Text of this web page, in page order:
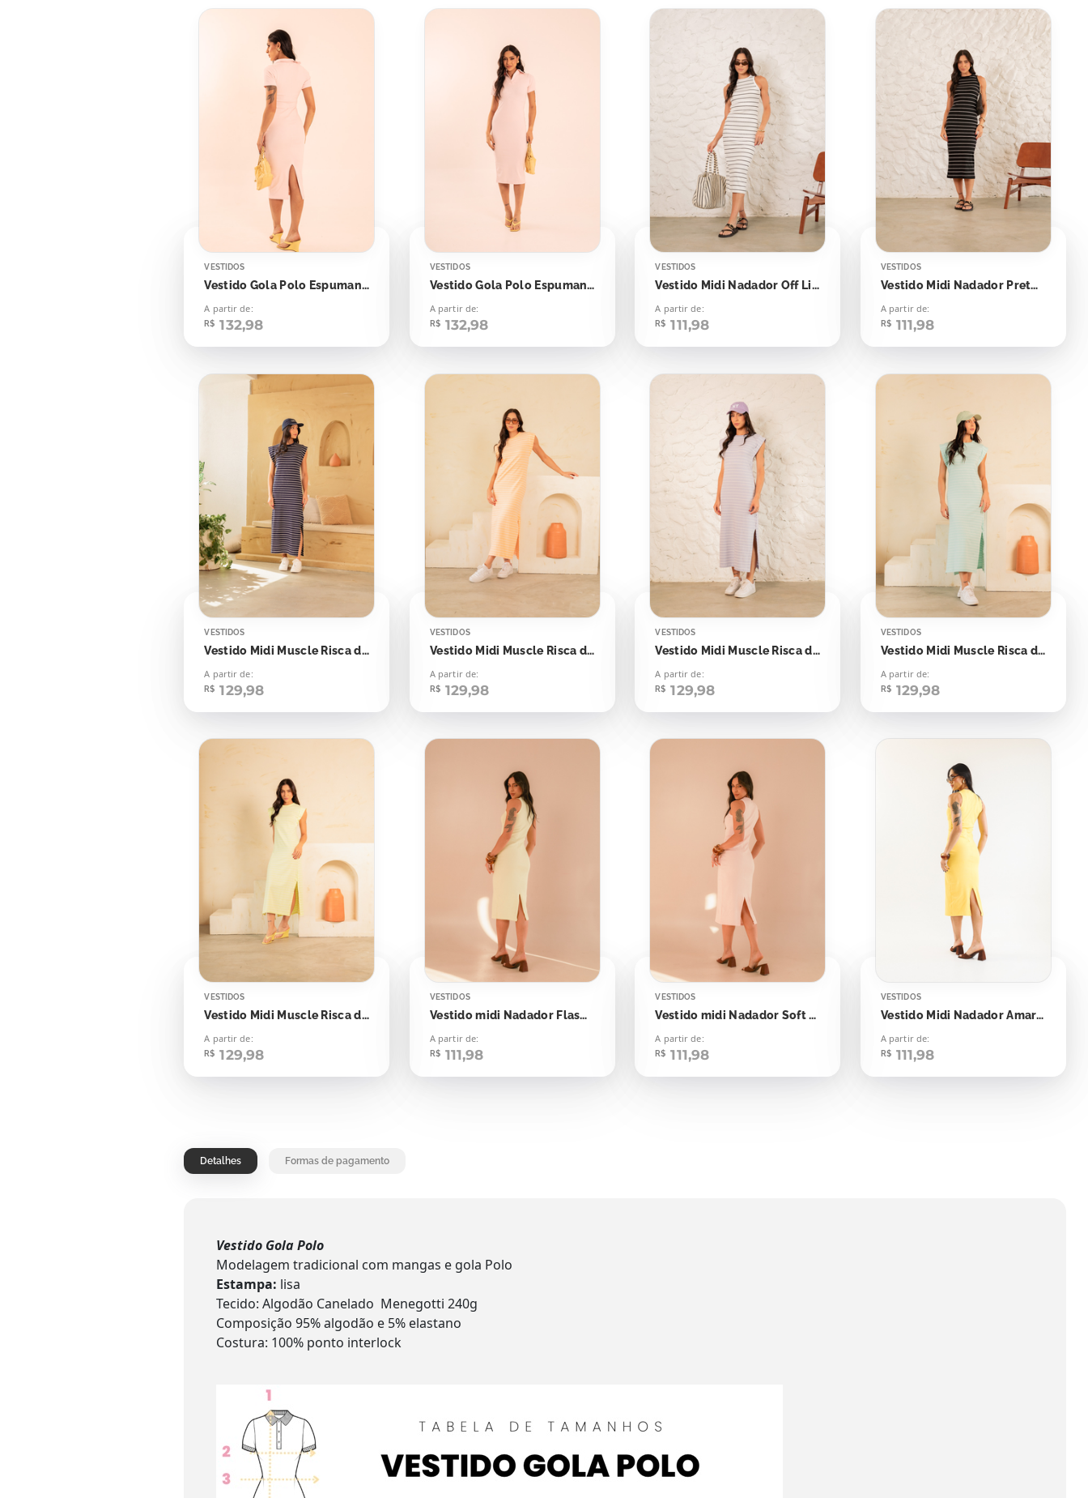
VESTIDOS
Vestido Gola Polo Espumante Rosê
A partir de:
R$ 132,98
VESTIDOS
Vestido Gola Polo Espumante Rosé
A partir de:
R$ 132,98
VESTIDOS
Vestido Midi Nadador Off Listras Pretas
A partir de:
R$ 111,98
VESTIDOS
Vestido Midi Nadador Preto Listras Off
A partir de:
R$ 111,98
VESTIDOS
Vestido Midi Muscle Risca de Giz Azul Marinho
A partir de:
R$ 129,98
VESTIDOS
Vestido Midi Muscle Risca de Giz Laranja Candy
A partir de:
R$ 129,98
VESTIDOS
Vestido Midi Muscle Risca de Giz Lilás
A partir de:
R$ 129,98
VESTIDOS
Vestido Midi Muscle Risca de Giz Verde Bebê
A partir de:
R$ 129,98
VESTIDOS
Vestido Midi Muscle Risca de Giz Amarelo Bebê
A partir de:
R$ 129,98
VESTIDOS
Vestido midi Nadador Flash Yellow
A partir de:
R$ 111,98
VESTIDOS
Vestido midi Nadador Soft Peach
A partir de:
R$ 111,98
VESTIDOS
Vestido Midi Nadador Amarelo Emoji
A partir de:
R$ 111,98
Detalhes Formas de pagamento
Vestido Gola Polo
Modelagem tradicional com mangas e gola Polo
Estampa: lisa
Tecido: Algodão Canelado Menegotti 240g
Composição 95% algodão e 5% elastano
Costura: 100% ponto interlock